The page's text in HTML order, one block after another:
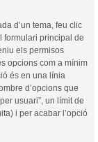
d’un tema, feu clic
formulari principal de
els permisos
opcions com a mínim
és en una línia
d’opcions que
usuari”, un límit de
i per acabar l’opció